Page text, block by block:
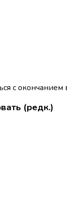
с
(редк.)